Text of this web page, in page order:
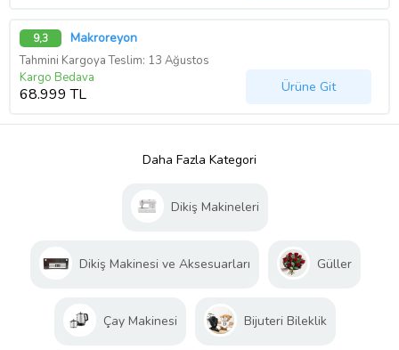
9,3 Makroreyon
Tahmini Kargoya Teslim: 13 Ağustos
Kargo Bedava
68.999 TL Ürüne Git
Daha Fazla Kategori
Dikiş Makineleri
Dikiş Makinesi ve Aksesuarları Güller
Çay Makinesi Bijuteri Bileklik